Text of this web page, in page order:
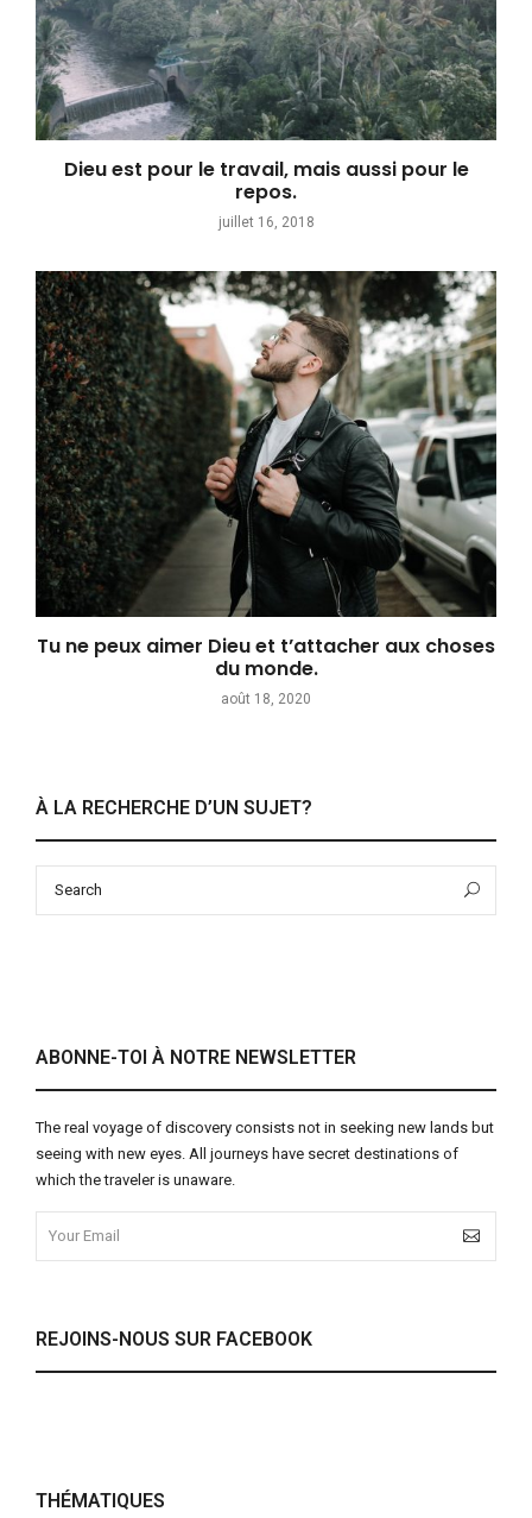
Dieu est pour le travail, mais aussi pour le
repos.
juillet 16, 2018
Tu ne peux aimer Dieu et t’attacher aux choses
du monde.
août 18, 2020
À LA RECHERCHE D’UN SUJET?
ABONNE-TOI À NOTRE NEWSLETTER
The real voyage of discovery consists not in seeking new lands but
seeing with new eyes. All journeys have secret destinations of
which the traveler is unaware.
REJOINS-NOUS SUR FACEBOOK
THÉMATIQUES